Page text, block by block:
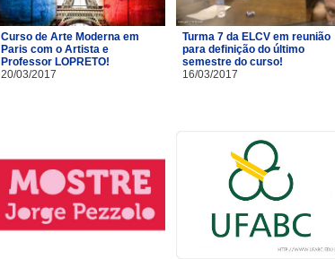
Curso de Arte Moderna em
Paris com o Artista e
Professor LOPRETO!
20/03/2017
Turma 7 da ELCV em reunião
para definição do último
semestre do curso!
16/03/2017